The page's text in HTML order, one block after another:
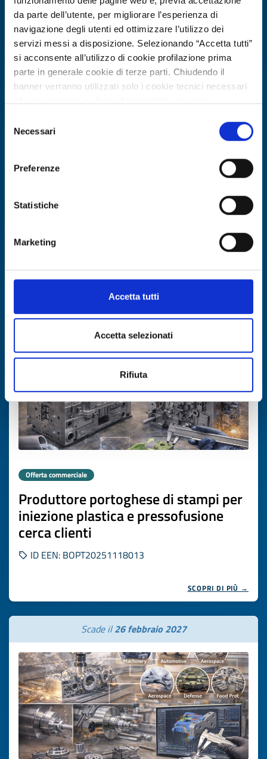
da parte dell’utente, per migliorare l’esperienza di
navigazione degli utenti ed ottimizzare l’utilizzo dei
servizi messi a disposizione. Selezionando “Accetta tutti”
si acconsente all’utilizzo di cookie profilazione prima
parte in generale cookie di terze parti. Chiudendo il
banner verranno utilizzati solo i cookie tecnici necessari
Per conoscere i dettagli, consulta la nostra cookie policy.
https://www.openinnovation.regione.lombardia.it/it/co
https://www.openinnovation.regione.lombardia.it/it/pr
delNecessari
Preferenze
Statistiche
Marketing
Accetta tutti
Accetta selezionati
Rifiuta
Scade il26 febbraio 2027
Offerta commerciale
sughero e NHL per riqualificazione
ID EEN: BOPL20251120001
SCOPRI DI PIÙ →
Scade il26 febbraio 2027
Offerta commerciale
Produttore portoghese di stampi per
iniezione plastica e pressofusione
cerca clienti
ID EEN: BOPT20251118013
SCOPRI DI PIÙ →
Scade il26 febbraio 2027